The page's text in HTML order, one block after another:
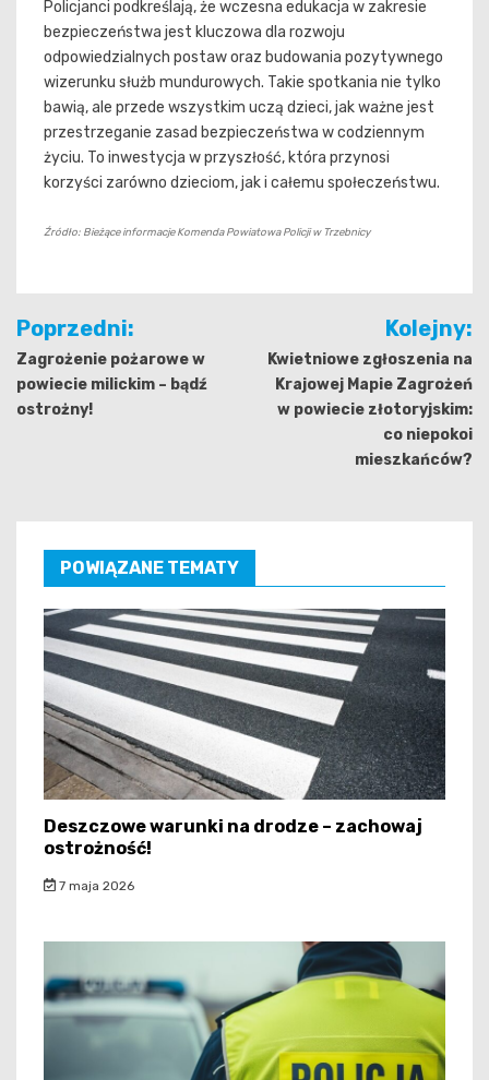
Policjanci podkreślają, że wczesna edukacja w zakresie
bezpieczeństwa jest kluczowa dla rozwoju
odpowiedzialnych postaw oraz budowania pozytywnego
wizerunku służb mundurowych. Takie spotkania nie tylko
bawią, ale przede wszystkim uczą dzieci, jak ważne jest
przestrzeganie zasad bezpieczeństwa w codziennym
życiu. To inwestycja w przyszłość, która przynosi
korzyści zarówno dzieciom, jak i całemu społeczeństwu.
Źródło: Bieżące informacje Komenda Powiatowa Policji w Trzebnicy
Nawigacja
wpisu
Poprzedni:
Zagrożenie pożarowe w
powiecie milickim – bądź
ostrożny!
Kolejny:
Kwietniowe zgłoszenia na
Krajowej Mapie Zagrożeń
w powiecie złotoryjskim:
co niepokoi
mieszkańców?
POWIĄZANE TEMATY
Deszczowe warunki na drodze – zachowaj
ostrożność!
7 maja 2026